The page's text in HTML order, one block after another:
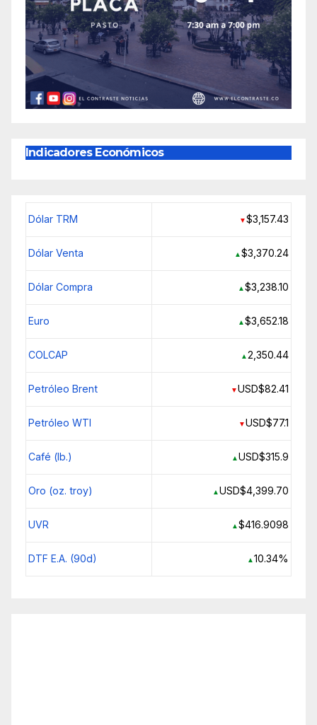
Indicadores Económicos
Dólar TRM ▼$3,157.43
Dólar Venta ▲$3,370.24
Dólar Compra ▲$3,238.10
Euro ▲$3,652.18
COLCAP ▲2,350.44
Petróleo Brent ▼USD$82.41
Petróleo WTI ▼USD$77.1
Café (lb.) ▲USD$315.9
Oro (oz. troy) ▲USD$4,399.70
UVR ▲$416.9098
DTF E.A. (90d) ▲10.34%